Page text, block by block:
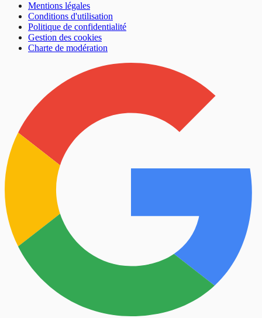
Mentions légales
Conditions d'utilisation
Politique de confidentialité
Gestion des cookies
Charte de modération